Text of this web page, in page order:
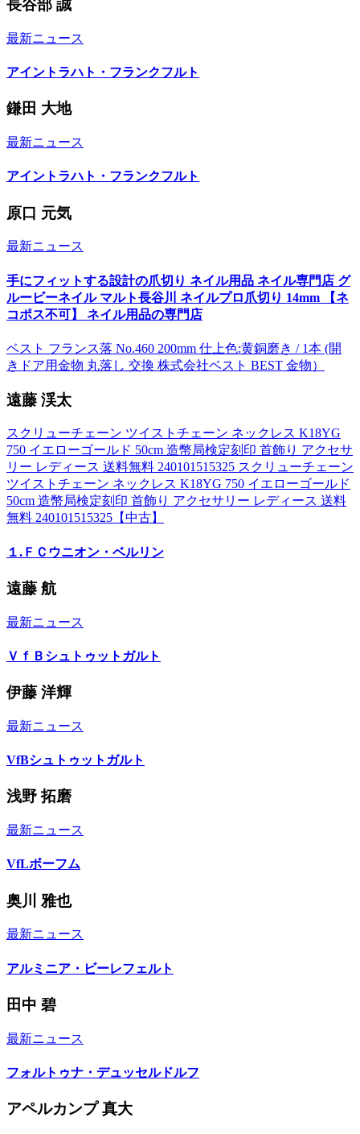
長谷部 誠
最新ニュース
アイントラハト・フランクフルト
鎌田 大地
最新ニュース
アイントラハト・フランクフルト
原口 元気
最新ニュース
手にフィットする設計の爪切り ネイル用品 ネイル専門店 グ
ルービーネイル マルト長谷川 ネイルプロ爪切り 14mm 【ネ
コポス不可】 ネイル用品の専門店
ベスト フランス落 No.460 200mm 仕上色:黄銅磨き / 1本 (開
きドア用金物 丸落し 交換 株式会社ベスト BEST 金物）
遠藤 渓太
スクリューチェーン ツイストチェーン ネックレス K18YG
750 イエローゴールド 50cm 造幣局検定刻印 首飾り アクセサ
リー レディース 送料無料 240101515325 スクリューチェーン
ツイストチェーン ネックレス K18YG 750 イエローゴールド
50cm 造幣局検定刻印 首飾り アクセサリー レディース 送料
無料 240101515325【中古】
１.ＦＣウニオン・ベルリン
遠藤 航
最新ニュース
ＶｆＢシュトゥットガルト
伊藤 洋輝
最新ニュース
VfBシュトゥットガルト
浅野 拓磨
最新ニュース
VfLボーフム
奥川 雅也
最新ニュース
アルミニア・ビーレフェルト
田中 碧
最新ニュース
フォルトゥナ・デュッセルドルフ
アペルカンプ 真大